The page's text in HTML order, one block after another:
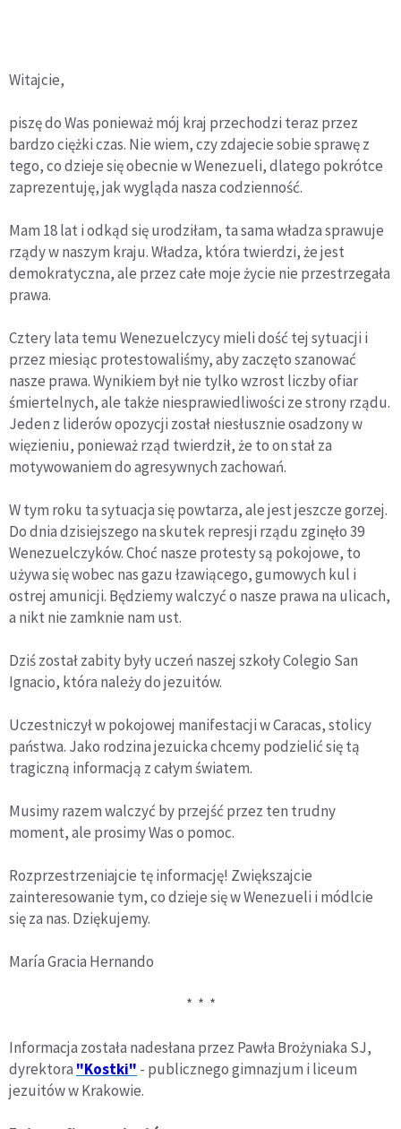
Witajcie,
piszę do Was ponieważ mój kraj przechodzi teraz przez
bardzo ciężki czas. Nie wiem, czy zdajecie sobie sprawę z
tego, co dzieje się obecnie w Wenezueli, dlatego pokrótce
zaprezentuję, jak wygląda nasza codzienność.
Mam 18 lat i odkąd się urodziłam, ta sama władza sprawuje
rządy w naszym kraju. Władza, która twierdzi, że jest
demokratyczna, ale przez całe moje życie nie przestrzegała
prawa.
Cztery lata temu Wenezuelczycy mieli dość tej sytuacji i
przez miesiąc protestowaliśmy, aby zaczęto szanować
nasze prawa. Wynikiem był nie tylko wzrost liczby ofiar
śmiertelnych, ale także niesprawiedliwości ze strony rządu.
Jeden z liderów opozycji został niesłusznie osadzony w
więzieniu, ponieważ rząd twierdził, że to on stał za
motywowaniem do agresywnych zachowań.
W tym roku ta sytuacja się powtarza, ale jest jeszcze gorzej.
Do dnia dzisiejszego na skutek represji rządu zginęło 39
Wenezuelczyków. Choć nasze protesty są pokojowe, to
używa się wobec nas gazu łzawiącego, gumowych kul i
ostrej amunicji. Będziemy walczyć o nasze prawa na ulicach,
a nikt nie zamknie nam ust.
Dziś został zabity były uczeń naszej szkoły Colegio San
Ignacio, która należy do jezuitów.
Uczestniczył w pokojowej manifestacji w Caracas, stolicy
państwa. Jako rodzina jezuicka chcemy podzielić się tą
tragiczną informacją z całym światem.
Musimy razem walczyć by przejść przez ten trudny
moment, ale prosimy Was o pomoc.
Rozprzestrzeniajcie tę informację! Zwiększajcie
zainteresowanie tym, co dzieje się w Wenezueli i módlcie
się za nas. Dziękujemy.
María Gracia Hernando
* * *
Informacja została nadesłana przez Pawła Brożyniaka SJ,
dyrektora "Kostki" - publicznego gimnazjum i liceum
jezuitów w Krakowie.